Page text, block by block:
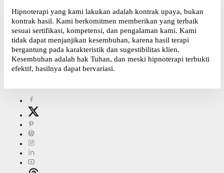
Hipnoterapi yang kami lakukan adalah kontrak upaya, bukan
kontrak hasil. Kami berkomitmen memberikan yang terbaik
sesuai sertifikasi, kompetensi, dan pengalaman kami. Kami
tidak dapat menjanjikan kesembuhan, karena hasil terapi
bergantung pada karakteristik dan sugestibilitas klien.
Kesembuhan adalah hak Tuhan, dan meski hipnoterapi terbukti
efektif, hasilnya dapat bervariasi.